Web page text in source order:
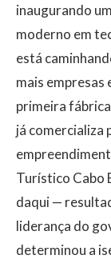
inaugurando
moderno em
está
mais empresas
primeira
já comercializa
Turístico Cabo
daqui —
liderança do
determinou a